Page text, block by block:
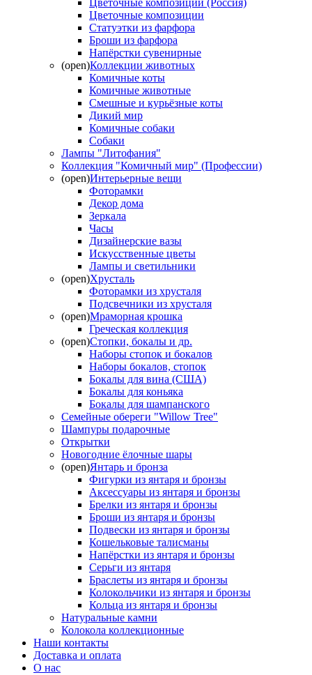
Цветочные композиции (Россия)
Цветочные композиции
Статуэтки из фарфора
Броши из фарфора
Напёрстки сувенирные
(open)Коллекции животных
Комичные коты
Комичные животные
Смешные и курьёзные коты
Дикий мир
Комичные собаки
Собаки
Лампы "Литофания"
Коллекция "Комичный мир" (Профессии)
(open)Интерьерные вещи
Фоторамки
Декор дома
Зеркала
Часы
Дизайнерские вазы
Искусственные цветы
Лампы и светильники
(open)Хрусталь
Фоторамки из хрусталя
Подсвечники из хрусталя
(open)Мраморная крошка
Греческая коллекция
(open)Стопки, бокалы и др.
Наборы стопок и бокалов
Наборы бокалов, стопок
Бокалы для вина (США)
Бокалы для коньяка
Бокалы для шампанского
Семейные обереги "Willow Tree"
Шампуры подарочные
Открытки
Новогодние ёлочные шары
(open)Янтарь и бронза
Фигурки из янтаря и бронзы
Аксессуары из янтаря и бронзы
Брелки из янтаря и бронзы
Броши из янтаря и бронзы
Подвески из янтаря и бронзы
Кошельковые талисманы
Напёрстки из янтаря и бронзы
Серьги из янтаря
Браслеты из янтаря и бронзы
Колокольчики из янтаря и бронзы
Кольца из янтаря и бронзы
Натуральные камни
Колокола коллекционные
Наши контакты
Доставка и оплата
О нас